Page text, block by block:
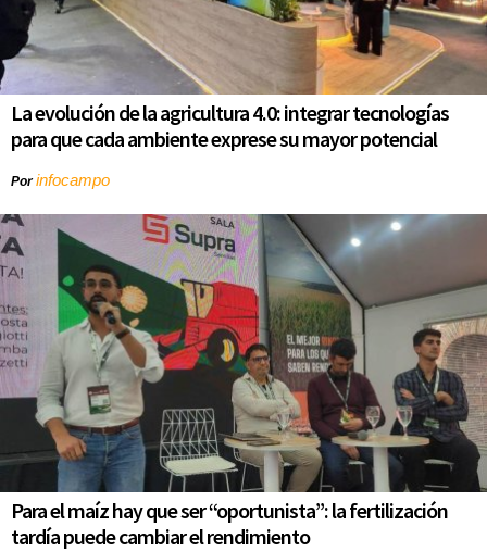
La evolución de la agricultura 4.0: integrar tecnologías
para que cada ambiente exprese su mayor potencial
Porinfocampo
Para el maíz hay que ser “oportunista”: la fertilización
tardía puede cambiar el rendimiento